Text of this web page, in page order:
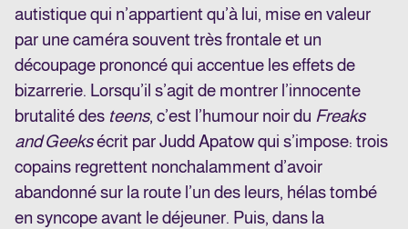
autistique qui n’appartient qu’à lui, mise en valeur
par une caméra souvent très frontale et un
découpage prononcé qui accentue les effets de
bizarrerie. Lorsqu’il s’agit de montrer l’innocente
brutalité des teens, c’est l’humour noir du Freaks
and Geeksécrit par Judd Apatow qui s’impose: trois
copains regrettent nonchalamment d’avoir
abandonné sur la route l’un des leurs, hélas tombé
en syncope avant le déjeuner. Puis, dans la